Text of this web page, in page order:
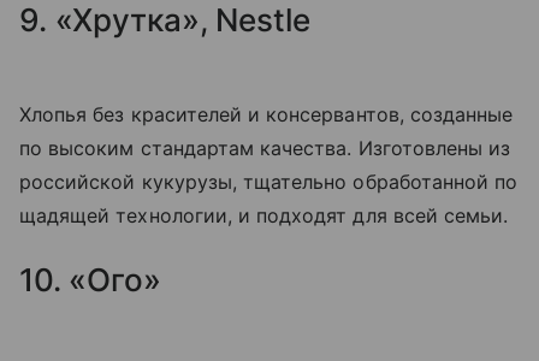
9. «Хрутка», Nestle
Хлопья без красителей и консервантов, созданные
по высоким стандартам качества. Изготовлены из
российской кукурузы, тщательно обработанной по
щадящей технологии, и подходят для всей семьи.
10. «Ого»